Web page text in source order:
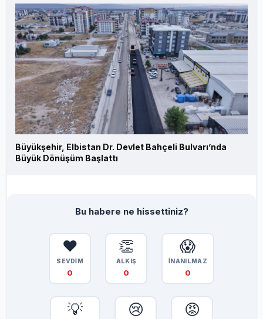
Büyükşehir, Elbistan Dr. Devlet Bahçeli Bulvarı’nda
Büyük Dönüşüm Başlattı
Bu habere ne hissettiniz?
❤️
SEVDİM
0
👏
ALKIŞ
0
😱
İNANILMAZ
0
💡 😢 😡